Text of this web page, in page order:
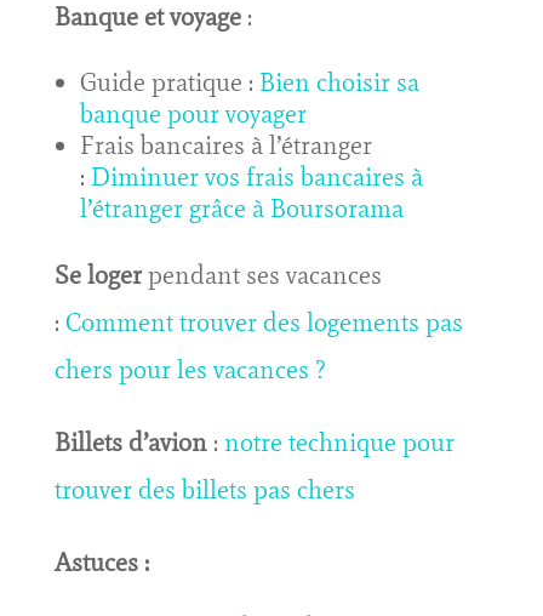
Banque et voyage:
Guide pratique : Bien choisir sa
banque pour voyager
Frais bancaires à l’étranger
: Diminuer vos frais bancaires à
l’étranger grâce à Boursorama
Se logerpendant ses vacances
: Comment trouver des logements pas
chers pour les vacances ?
Billets d’avion: notre technique pour
trouver des billets pas chers
Astuces :